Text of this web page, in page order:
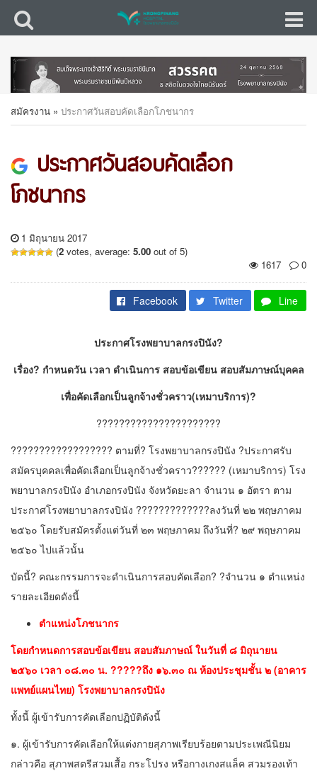
สมัครงาน » ประกาศวันสอบคัดเลือกโภชนากร
ประกาศวันสอบคัดเลือก
โภชนากร
1 มิถุนายน 2017
(2 votes, average: 5.00 out of 5)
1617
0
Facebook Twitter Line
ประกาศโรงพยาบาลกรงปินัง?
เรื่อง? กำหนดวัน เวลา ดำเนินการ สอบข้อเขียน สอบสัมภาษณ์บุคคล
เพื่อคัดเลือกเป็นลูกจ้างชั่วคราว(เหมาบริการ)?
??????????????????????
?????????????????? ตามที่? โรงพยาบาลกรงปินัง ?ประกาศรับ
สมัครบุคคลเพื่อคัดเลือกเป็นลูกจ้างชั่วคราว?????? (เหมาบริการ) โรง
พยาบาลกรงปินัง อำเภอกรงปินัง จังหวัดยะลา จำนวน ๑ อัตรา ตาม
ประกาศโรงพยาบาลกรงปินัง ?????????????ลงวันที่ ๒๒ พฤษภาคม
๒๕๖๐ โดยรับสมัครตั้งแต่วันที่ ๒๓ พฤษภาคม ถึงวันที่? ๒๙ พฤษภาคม
๒๕๖๐ ไปแล้วนั้น
บัดนี้? คณะกรรมการจะดำเนินการสอบคัดเลือก? ?จำนวน ๑ ตำแหน่ง
รายละเอียดดังนี้
ตำแหน่งโภชนากร
โดยกำหนดการสอบข้อเขียน สอบสัมภาษณ์ ในวันที่ ๘ มิถุนายน
๒๕๖๐ เวลา ๐๘.๓๐ น. ?????ถึง ๑๖.๓๐ ณ ห้องประชุมชั้น ๒ (อาคาร
แพทย์แผนไทย) โรงพยาบาลกรงปินัง
ทั้งนี้ ผู้เข้ารับการคัดเลือกปฏิบัติดังนี้
๑. ผู้เข้ารับการคัดเลือกให้แต่งกายสุภาพเรียบร้อยตามประเพณีนิยม
กล่าวคือ สุภาพสตรีสวมเสื้อ กระโปรง หรือกางเกงสแล็ค สวมรองเท้า